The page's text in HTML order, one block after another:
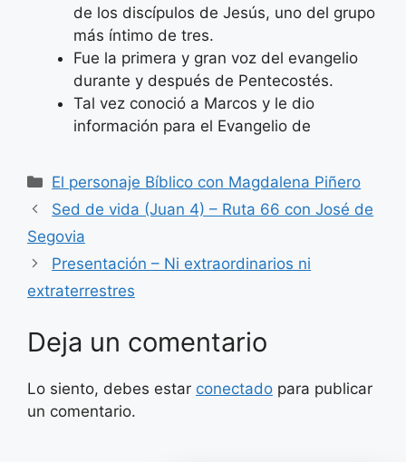
de los discípulos de Jesús, uno del grupo
más íntimo de tres.
Fue la primera y gran voz del evangelio
durante y después de Pentecostés.
Tal vez conoció a Marcos y le dio
información para el Evangelio de
Categorías
El personaje Bíblico con Magdalena Piñero
Sed de vida (Juan 4) – Ruta 66 con José de
Segovia
Presentación – Ni extraordinarios ni
extraterrestres
Deja un comentario
Lo siento, debes estar conectado para publicar
un comentario.